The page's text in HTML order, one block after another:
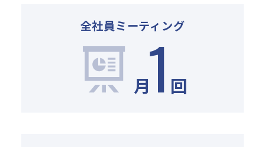
全社員ミーティング
月1 回